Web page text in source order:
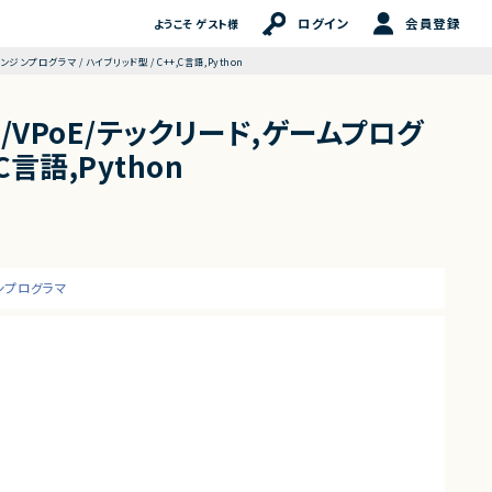
ようこそ ゲスト様 ログイン 会員登録
ジンプログラマ / ハイブリッド型 / C++,C言語,Python
テックリード,ゲームプログ
言語,Python
ログラマ